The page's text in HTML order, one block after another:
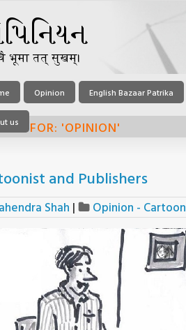
Opinion English Bazaar Patrika
us FOR: 'OPINION'
and Publishers
Shah | Opinion - Cartoon